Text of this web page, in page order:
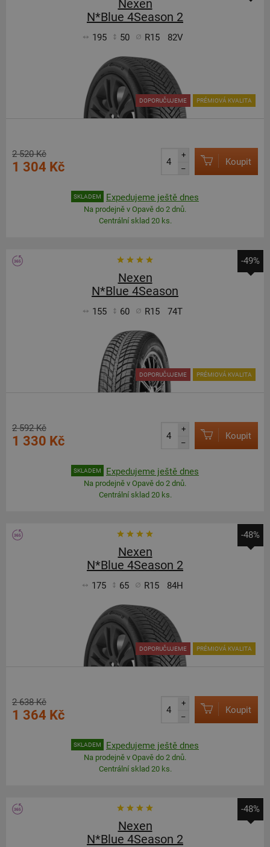
Nexen
N*Blue 4Season 2
195 50 R15 82V
DOPORUČUJEME PRÉMIOVÁ KVALITA
2 520 Kč
1 304 Kč
+
–
Koupit
SKLADEM Expedujeme ještě dnes
Na prodejně v Opavě do 2 dnů.
Centrální sklad 20 ks.
-49%
Nexen
N*Blue 4Season
155 60 R15 74T
DOPORUČUJEME PRÉMIOVÁ KVALITA
2 592 Kč
1 330 Kč
+
–
Koupit
SKLADEM Expedujeme ještě dnes
Na prodejně v Opavě do 2 dnů.
Centrální sklad 20 ks.
-48%
Nexen
N*Blue 4Season 2
175 65 R15 84H
DOPORUČUJEME PRÉMIOVÁ KVALITA
2 638 Kč
1 364 Kč
+
–
Koupit
SKLADEM Expedujeme ještě dnes
Na prodejně v Opavě do 2 dnů.
Centrální sklad 20 ks.
-48%
Nexen
N*Blue 4Season 2